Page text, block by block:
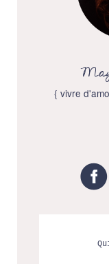
{ vivre